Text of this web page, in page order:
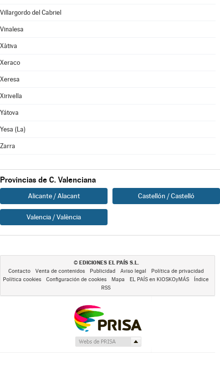
Villargordo del Cabriel
Vinalesa
Xàtiva
Xeraco
Xeresa
Xirivella
Yátova
Yesa (La)
Zarra
Provincias de C. Valenciana
Alicante / Alacant Castellón / Castelló
Valencia / València
© EDICIONES EL PAÍS S.L.
Contacto Venta de contenidos Publicidad Aviso legal
Política de privacidad
Política cookies
Configuración de cookies Mapa EL PAÍS en KIOSKOyMÁS
Índice
RSS